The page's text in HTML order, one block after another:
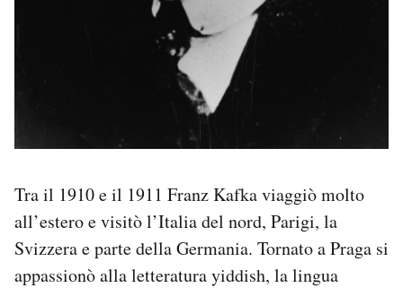
Tra il 1910 e il 1911 Franz Kafka viaggiò molto
all’estero e visitò l’Italia del nord, Parigi, la
Svizzera e parte della Germania. Tornato a Praga si
appassionò alla letteratura yiddish, la lingua